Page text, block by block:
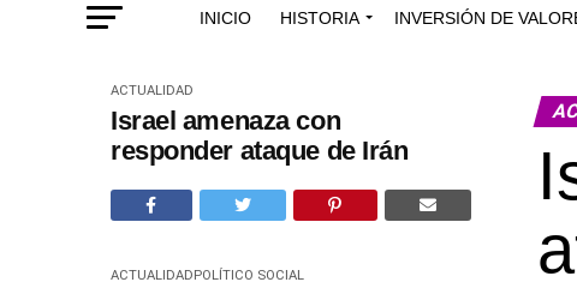
INICIO HISTORIA INVERSIÓN DE
ACTUALIDAD
Israel amenaza con
responder ataque de Irán
ACTUALIDADPOLÍTICO SOCIAL